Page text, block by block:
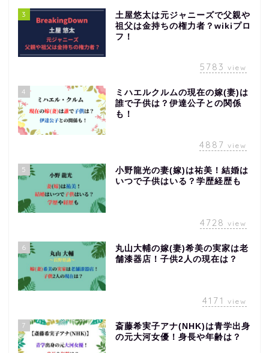
3
土屋悠太は元ジャニーズで父親や
祖父は金持ちの権力者？wikiプロ
フ！
5783 view
4
ミハエルクルムの現在の嫁(妻)は
誰で子供は？伊達公子との関係
も！
4887 view
5
小野龍光の妻(嫁)は祐美！結婚は
いつで子供はいる？学歴経歴も
4728 view
6
丸山大輔の嫁(妻)希美の実家は老
舗漆器店！子供2人の現在は？
4171 view
7
斎藤希実子アナ(NHK)は青学出身
の元大河女優！身長や年齢は？